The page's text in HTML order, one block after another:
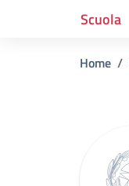
Scuola
Home